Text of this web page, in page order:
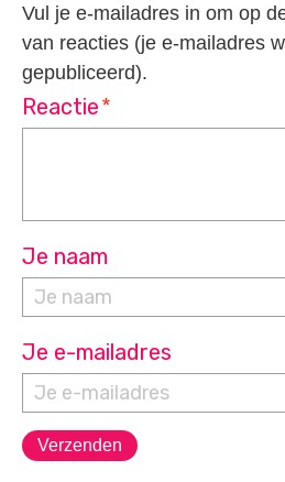
Vul je e-mailadres in om op
van reacties (je e-mailadres
gepubliceerd).
Reactie*
Je naam
Je e-mailadres